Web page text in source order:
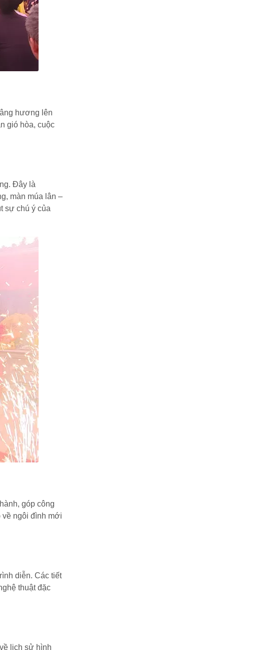
hương lên
gió hòa, cuộc
Đây là
màn múa lân –
sự chú ý của
góp công
về ngôi đình mới
diễn. Các tiết
thuật đặc
lịch sử hình